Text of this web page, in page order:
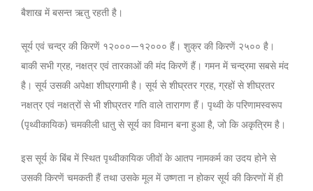
बैशाख में बसन्त ऋतु रहती है।
सूर्य एवं चन्द्र की किरणें १२०००—१२००० हैं। शुक्र की किरणें २५०० है।
बाकी सभी ग्रह, नक्षत्र एवं तारकाओं की मंद किरणें हैं। गमन में चन्द्रमा सबसे मंद
है। सूर्य उसकी अपेक्षा शीघ्रगामी है। सूर्य से शीघ्रतर ग्रह, ग्रहों से शीघ्रतर
नक्षत्र एवं नक्षत्रों से भी शीघ्रतर गति वाले तारागण हैं। पृथ्वी के परिणामस्वरूप
(पृथ्वीकायिक) चमकीली धातु से सूर्य का विमान बना हुआ है, जो कि अकृत्रिम है।
इस सूर्य के बिंब में स्थित पृथ्वीकायिक जीवों के आतप नामकर्म का उदय होने से
उसकी किरणें चमकती हैं तथा उसके मूल में उष्णता न होकर सूर्य की किरणों में ही